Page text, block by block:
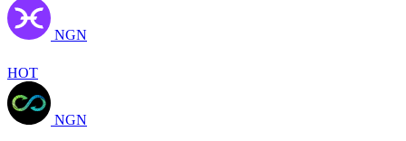
NGN
HOT
NGN